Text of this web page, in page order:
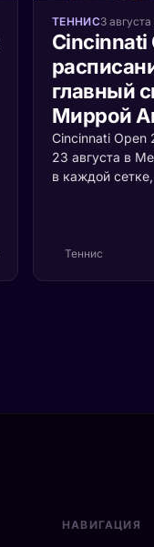
ТЕННИС3
Cincinnati
главный
Миррой
Cincinnati Open
23 августа в
в каждой
выходит на
Теннис
НАВИГАЦИЯ